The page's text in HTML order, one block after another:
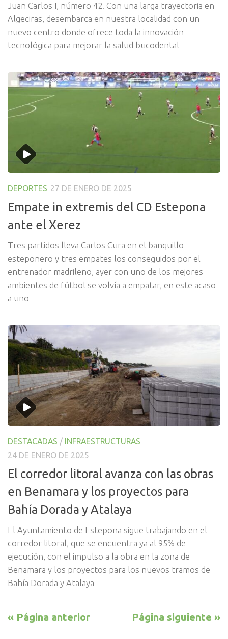
Juan Carlos I, número 42. Con una larga trayectoria en
Algeciras, desembarca en nuestra localidad con un
nuevo centro donde ofrece toda la innovación
tecnológica para mejorar la salud bucodental
DEPORTES 27 DE ENERO DE 2025
Empate in extremis del CD Estepona
ante el Xerez
Tres partidos lleva Carlos Cura en el banquillo
esteponero y tres empates los conseguidos por el
entrenador madrileño, ayer con uno de los mejores
ambientes de fútbol se volvía a empatar, en este acaso
a uno
DESTACADAS / INFRAESTRUCTURAS
24 DE ENERO DE 2025
El corredor litoral avanza con las obras
en Benamara y los proyectos para
Bahía Dorada y Atalaya
El Ayuntamiento de Estepona sigue trabajando en el
corredor litoral, que se encuentra ya al 95% de
ejecución, con el impulso a la obra en la zona de
Benamara y los proyectos para los nuevos tramos de
Bahía Dorada y Atalaya
« Página anterior Página siguiente »